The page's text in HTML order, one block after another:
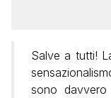
Salve a tutti!
sono